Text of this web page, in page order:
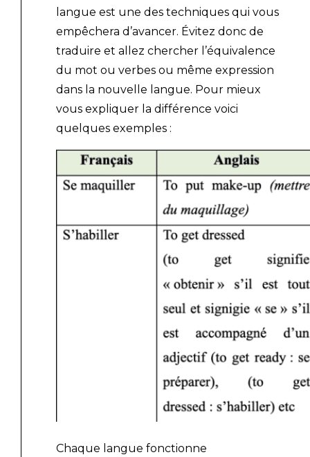
langue est une des techniques qui vous
empêchera d’avancer. Évitez donc de
traduire et allez chercher l’équivalence
du mot ou verbes ou même expression
dans la nouvelle langue. Pour mieux
vous expliquer la différence voici
quelques exemples :
Chaque langue fonctionne